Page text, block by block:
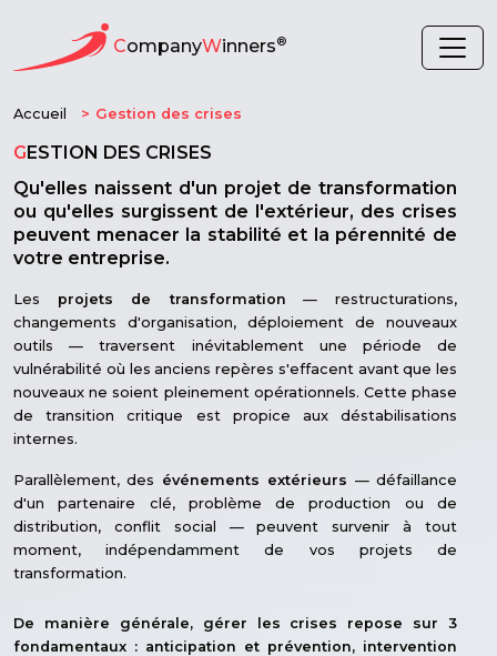
CompanyWinners®
Accueil Gestion des crises
GESTION DES CRISES
Qu'elles naissent d'un projet de transformation
ou qu'elles surgissent de l'extérieur, des crises
peuvent menacer la stabilité et la pérennité de
votre entreprise.
Les projets de transformation — restructurations,
changements d'organisation, déploiement de nouveaux
outils — traversent inévitablement une période de
vulnérabilité où les anciens repères s'effacent avant que les
nouveaux ne soient pleinement opérationnels. Cette phase
de transition critique est propice aux déstabilisations
internes.
Parallèlement, des événements extérieurs — défaillance
d'un partenaire clé, problème de production ou de
distribution, conflit social — peuvent survenir à tout
moment, indépendamment de vos projets de
transformation.
De manière générale, gérer les crises repose sur 3
fondamentaux : anticipation et prévention, intervention